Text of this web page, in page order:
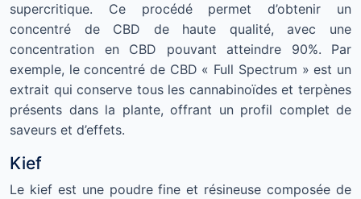
supercritique. Ce procédé permet d’obtenir un
concentré de CBD de haute qualité, avec une
concentration en CBD pouvant atteindre 90%. Par
exemple, le concentré de CBD « Full Spectrum » est un
extrait qui conserve tous les cannabinoïdes et terpènes
présents dans la plante, offrant un profil complet de
saveurs et d’effets.
Kief
Le kief est une poudre fine et résineuse composée de